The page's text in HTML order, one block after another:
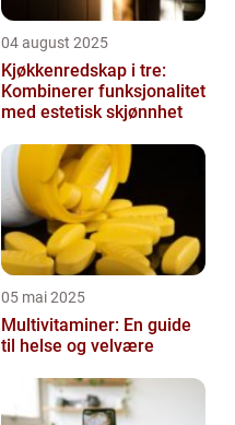
04 august 2025
Kjøkkenredskap i tre:
Kombinerer funksjonalitet
med estetisk skjønnhet
05 mai 2025
Multivitaminer: En guide
til helse og velvære